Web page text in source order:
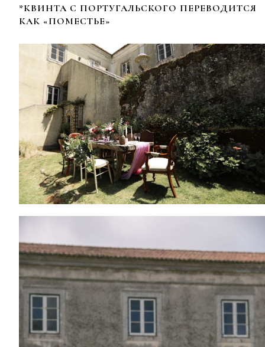
*КВИНТА С ПОРТУГАЛЬСКОГО ПЕРЕВОДИТСЯ
КАК «ПОМЕСТЬЕ»